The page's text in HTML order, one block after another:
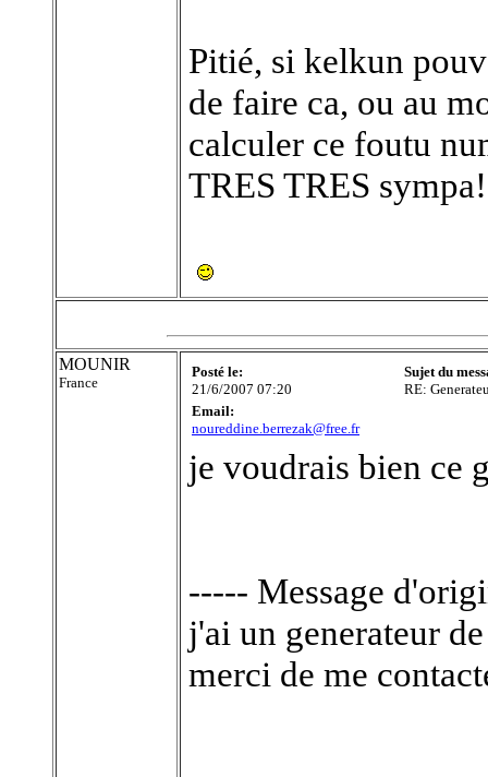
Pitié, si kelkun
de faire ca, ou au
calculer ce foutu
TRES TRES
MOUNIR
France
Posté le:
21/6/2007 07:20
Sujet du
RE:
Email:
noureddine.berrezak@free.fr
je voudrais bien ce
----- Message
j'ai un generateur
merci de me